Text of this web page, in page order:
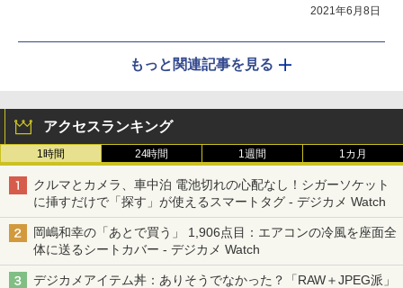
2021年6月8日
もっと関連記事を見る
アクセスランキング
1時間 24時間 1週間 1カ月
クルマとカメラ、車中泊 電池切れの心配なし！シガーソケット
に挿すだけで「探す」が使えるスマートタグ - デジカメ Watch
岡嶋和幸の「あとで買う」 1,906点目：エアコンの冷風を座面全
体に送るシートカバー - デジカメ Watch
デジカメアイテム丼：ありそうでなかった？「RAW＋JPEG派」